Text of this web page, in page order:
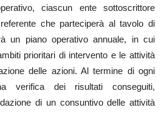
ciascun ente sottoscrittore
che parteciperà al tavolo di
un piano operativo annuale, in cui
prioritari di intervento e le attività
delle azioni. Al termine di ogni
verifica dei risultati conseguiti,
di un consuntivo delle attività